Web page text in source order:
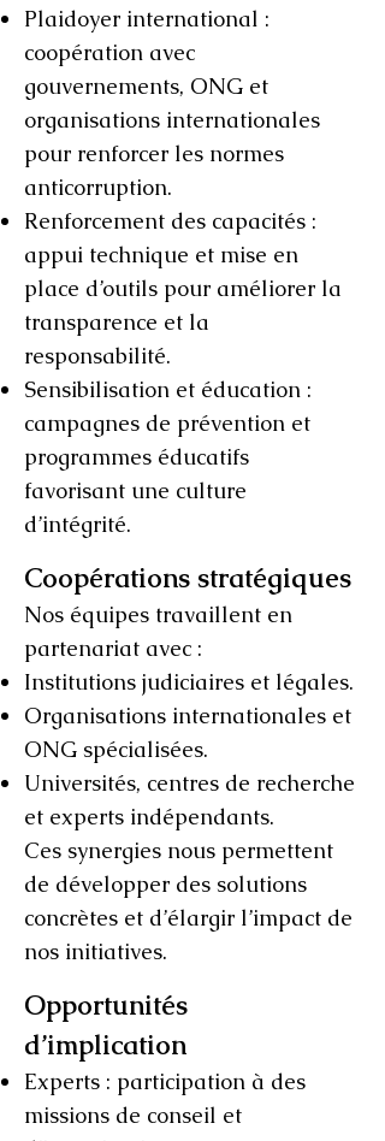
Plaidoyer international :
coopération avec
gouvernements, ONG et
organisations internationales
pour renforcer les normes
anticorruption.
Renforcement des capacités :
appui technique et mise en
place d’outils pour améliorer la
transparence et la
responsabilité.
Sensibilisation et éducation :
campagnes de prévention et
programmes éducatifs
favorisant une culture
d’intégrité.
Coopérations stratégiques
Nos équipes travaillent en
partenariat avec :
Institutions judiciaires et légales.
Organisations internationales et
ONG spécialisées.
Universités, centres de recherche
et experts indépendants.
Ces synergies nous permettent
de développer des solutions
concrètes et d’élargir l’impact de
nos initiatives.
Opportunités
d’implication
Experts : participation à des
missions de conseil et